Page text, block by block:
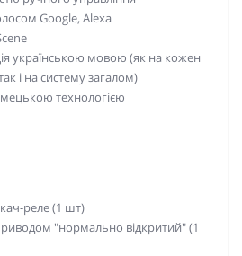
Google, Alexa
українською мовою (як на кожен
і на систему загалом)
технологією
реле (1 шт)
"нормально відкритий" (1